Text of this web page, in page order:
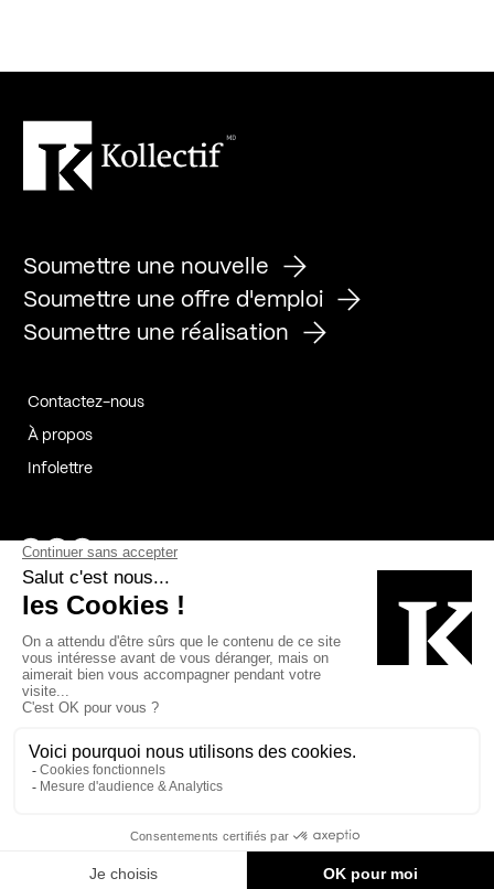
Soumettre une nouvelle
Soumettre une offre d'emploi
Soumettre une réalisation
Contactez-nous
À propos
Infolettre
Page Facebook de Kollectif
Page Instagram de Kollectif
Page Linkedin de Kollectif
Bâtiment-Durable-Québec-1
Esquisses-1IRAC-1
MP-1 v2com-1
Cookies